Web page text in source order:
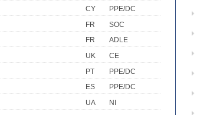
CY
PPE/DC
FR
SOC
FR
ADLE
UK
CE
PT
PPE/DC
ES
PPE/DC
UA
NI